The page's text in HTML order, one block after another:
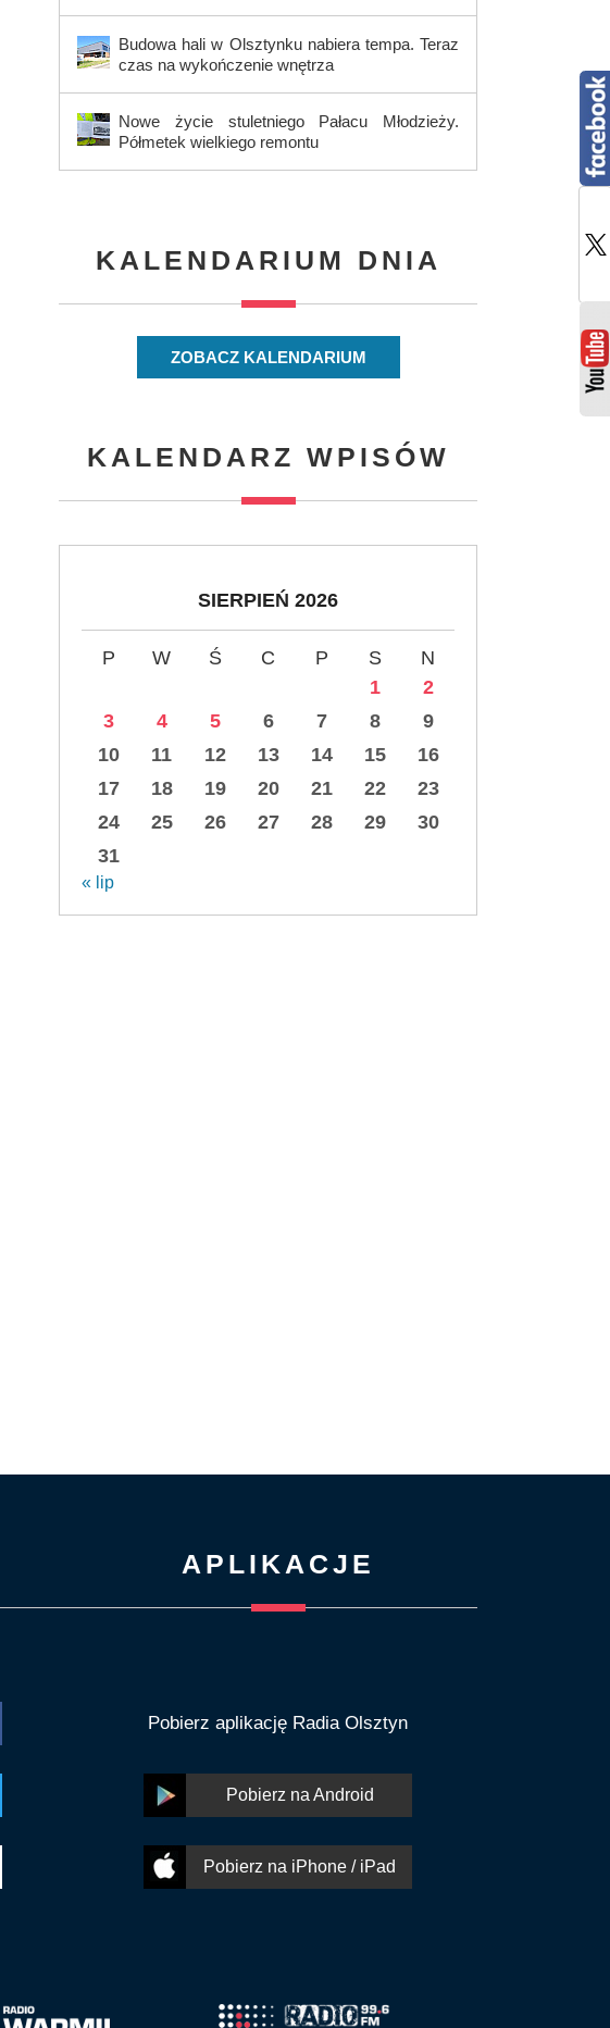
Budowa hali w Olsztynku nabiera tempa. Teraz
czas na wykończenie wnętrza
Nowe życie stuletniego Pałacu Młodzieży.
Półmetek wielkiego remontu
KALENDARIUM DNIA
ZOBACZ KALENDARIUM
KALENDARZ WPISÓW
SIERPIEŃ 2026
P W Ś C P S
N
1
2
3
4 5 6 7 8
9
10
11 12 13 14 15
16
17
18 19 20 21 22
23
24
25 26 27 28 29
30
31
« lip
APLIKACJE
Pobierz aplikację Radia Olsztyn
Pobierz na Android
Pobierz na iPhone / iPad